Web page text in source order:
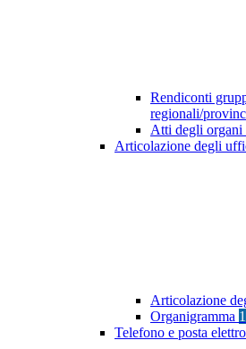
Rendiconti
regionali/
Atti degli
Articolazione degli
Articolazione
Organigramma 1
Telefono e posta